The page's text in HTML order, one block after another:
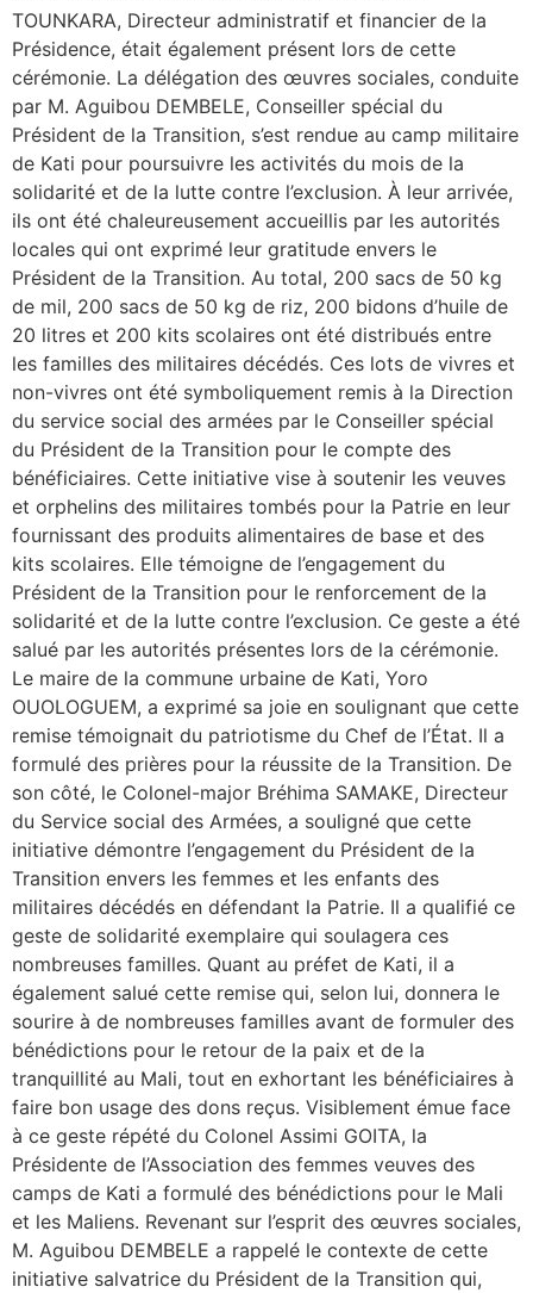
TOUNKARA, Directeur administratif et financier de la
Présidence, était également présent lors de cette
cérémonie. La délégation des œuvres sociales, conduite
par M. Aguibou DEMBELE, Conseiller spécial du
Président de la Transition, s’est rendue au camp militaire
de Kati pour poursuivre les activités du mois de la
solidarité et de la lutte contre l’exclusion. À leur arrivée,
ils ont été chaleureusement accueillis par les autorités
locales qui ont exprimé leur gratitude envers le
Président de la Transition. Au total, 200 sacs de 50 kg
de mil, 200 sacs de 50 kg de riz, 200 bidons d’huile de
20 litres et 200 kits scolaires ont été distribués entre
les familles des militaires décédés. Ces lots de vivres et
non-vivres ont été symboliquement remis à la Direction
du service social des armées par le Conseiller spécial
du Président de la Transition pour le compte des
bénéficiaires. Cette initiative vise à soutenir les veuves
et orphelins des militaires tombés pour la Patrie en leur
fournissant des produits alimentaires de base et des
kits scolaires. Elle témoigne de l’engagement du
Président de la Transition pour le renforcement de la
solidarité et de la lutte contre l’exclusion. Ce geste a été
salué par les autorités présentes lors de la cérémonie.
Le maire de la commune urbaine de Kati, Yoro
OUOLOGUEM, a exprimé sa joie en soulignant que cette
remise témoignait du patriotisme du Chef de l’État. Il a
formulé des prières pour la réussite de la Transition. De
son côté, le Colonel-major Bréhima SAMAKE, Directeur
du Service social des Armées, a souligné que cette
initiative démontre l’engagement du Président de la
Transition envers les femmes et les enfants des
militaires décédés en défendant la Patrie. Il a qualifié ce
geste de solidarité exemplaire qui soulagera ces
nombreuses familles. Quant au préfet de Kati, il a
également salué cette remise qui, selon lui, donnera le
sourire à de nombreuses familles avant de formuler des
bénédictions pour le retour de la paix et de la
tranquillité au Mali, tout en exhortant les bénéficiaires à
faire bon usage des dons reçus. Visiblement émue face
à ce geste répété du Colonel Assimi GOITA, la
Présidente de l’Association des femmes veuves des
camps de Kati a formulé des bénédictions pour le Mali
et les Maliens. Revenant sur l’esprit des œuvres sociales,
M. Aguibou DEMBELE a rappelé le contexte de cette
initiative salvatrice du Président de la Transition qui,